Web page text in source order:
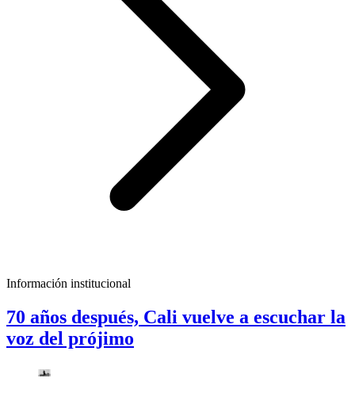
Información institucional
70 años después, Cali vuelve a escuchar la
voz del prójimo